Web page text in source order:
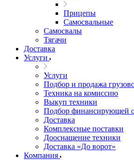
Прицепы
Самосвальные
Самосвалы
Тягачи
Доставка
Услуги
Услуги
Подбор и продажа
Техника на комиссию
Выкуп техники
Подбор финансирующей
Доставка
Комплексные поставки
Дооснащение техники
Доставка «До ворот»
Компания